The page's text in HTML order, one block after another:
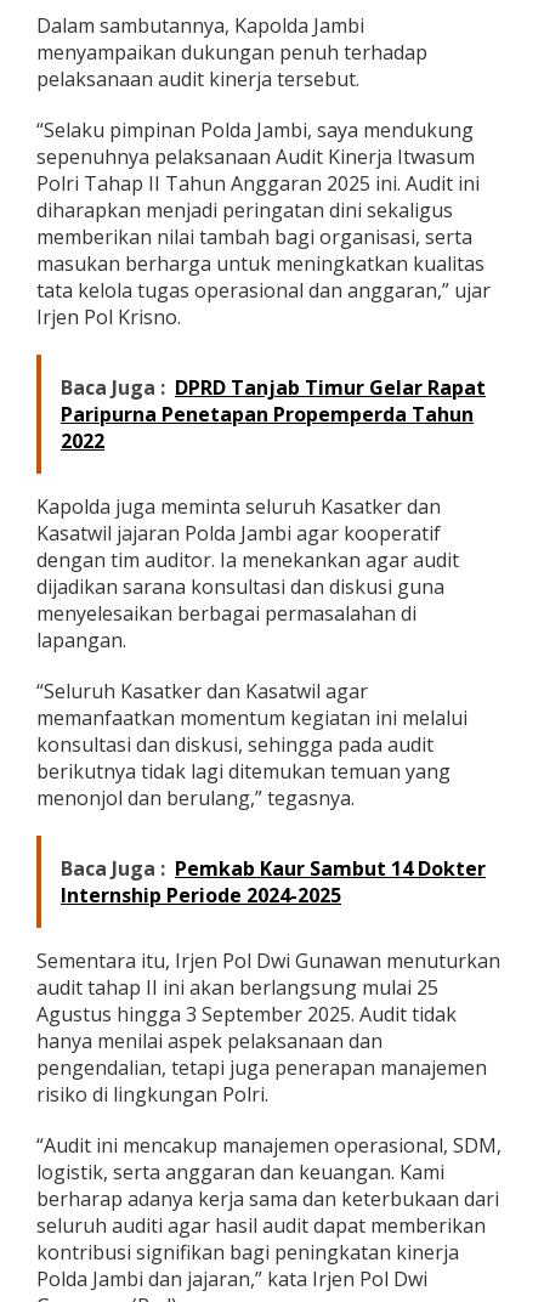
a
h
u
2
0
2
Dalam sambutannya, Kapolda Jambi
menyampaikan dukungan penuh terhadap
pelaksanaan audit kinerja tersebut.
“Selaku pimpinan Polda Jambi, saya mendukung
sepenuhnya pelaksanaan Audit Kinerja Itwasum
Polri Tahap II Tahun Anggaran 2025 ini. Audit ini
diharapkan menjadi peringatan dini sekaligus
memberikan nilai tambah bagi organisasi, serta
masukan berharga untuk meningkatkan kualitas
tata kelola tugas operasional dan anggaran,” ujar
Irjen Pol Krisno.
Baca Juga : DPRD Tanjab Timur Gelar Rapat
Paripurna Penetapan Propemperda Tahun
2022
Kapolda juga meminta seluruh Kasatker dan
Kasatwil jajaran Polda Jambi agar kooperatif
dengan tim auditor. Ia menekankan agar audit
dijadikan sarana konsultasi dan diskusi guna
menyelesaikan berbagai permasalahan di
lapangan.
“Seluruh Kasatker dan Kasatwil agar
memanfaatkan momentum kegiatan ini melalui
konsultasi dan diskusi, sehingga pada audit
berikutnya tidak lagi ditemukan temuan yang
menonjol dan berulang,” tegasnya.
Baca Juga : Pemkab Kaur Sambut 14 Dokter
Internship Periode 2024-2025
Sementara itu, Irjen Pol Dwi Gunawan menuturkan
audit tahap II ini akan berlangsung mulai 25
Agustus hingga 3 September 2025. Audit tidak
hanya menilai aspek pelaksanaan dan
pengendalian, tetapi juga penerapan manajemen
risiko di lingkungan Polri.
“Audit ini mencakup manajemen operasional, SDM,
logistik, serta anggaran dan keuangan. Kami
berharap adanya kerja sama dan keterbukaan dari
seluruh auditi agar hasil audit dapat memberikan
kontribusi signifikan bagi peningkatan kinerja
Polda Jambi dan jajaran,” kata Irjen Pol Dwi